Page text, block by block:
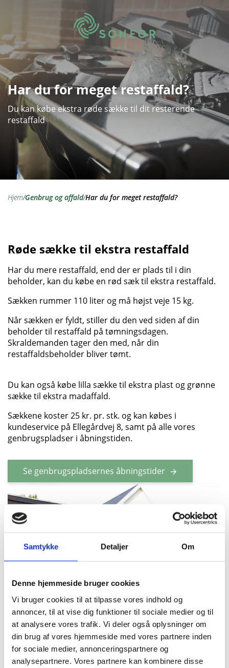
Samtykke Detaljer Om
Denne hjemmeside bruger cookies
Vi bruger cookies til at tilpasse vores indhold og
annoncer, til at vise dig funktioner til sociale medier og til
at analysere vores trafik. Vi deler også oplysninger om
din brug af vores hjemmeside med vores partnere inden
for sociale medier, annonceringspartnere og
analysepartnere. Vores partnere kan kombinere disse
Har du for meget restaffald?
Du kan købe ekstra røde sække til dit resterende
restaffald
hjem/ genbrug og affald/ Har du for meget restaffald?
Røde sække til ekstra restaffald
Har du mere restaffald, end der er plads til i din
beholder, kan du købe en rød sæk til ekstra restaffald.
Sækken rummer 110 liter og må højst veje 15 kg.
Når sækken er fyldt, stiller du den ved siden af din
beholder til restaffald på tømningsdagen.
Skraldemanden tager den med, når din
restaffaldsbeholder bliver tømt.
Du kan også købe lilla sække til ekstra plast og grønne
sække til ekstra madaffald.
Sækkene koster 25 kr. pr. stk. og kan købes i
kundeservice på Ellegårdvej 8, samt på alle vores
genbrugspladser i åbningstiden.
Se genbrugspladsernes åbningstider